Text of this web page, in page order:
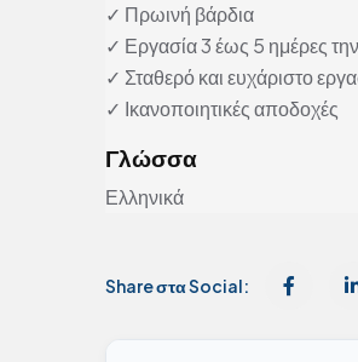
✓ Πρωινή βάρδια
✓ Εργασία 3 έως 5 ημέρες
✓ Σταθερό και ευχάριστο
✓ Ικανοποιητικές αποδοχές
Γλώσσα
Ελληνικά
Share στα Social: